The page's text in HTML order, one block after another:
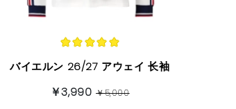
バイエルン 26/27 アウェイ 长袖
￥3,990￥5,000